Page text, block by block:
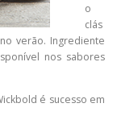
o
clás
verão. Ingrediente
nos sabores
é sucesso em